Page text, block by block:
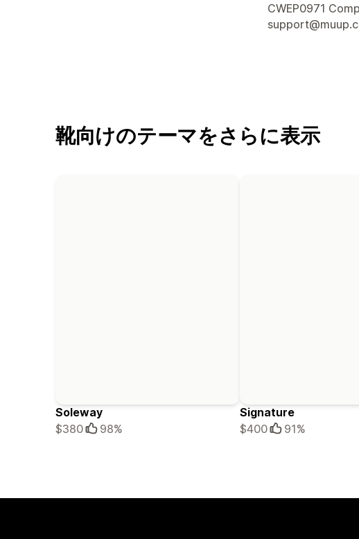
デザイナーの連絡
CWEP0971
靴向けのテーマをさらに表示
Soleway
$380
98%
Signature
$400
91%